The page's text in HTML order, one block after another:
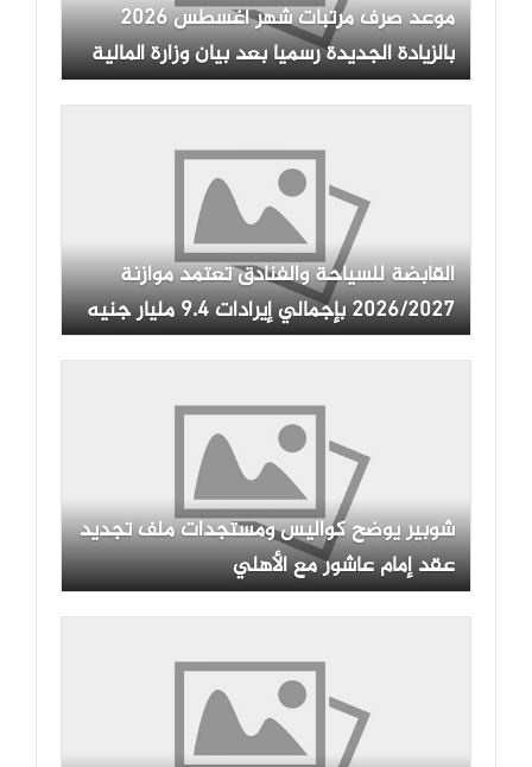
موعد صرف مرتبات شهر أغسطس 2026
بالزيادة الجديدة رسميا بعد بيان وزارة المالية
القابضة للسياحة والفنادق تعتمد موازنة
2026/2027 بإجمالي إيرادات 9.4 مليار جنيه
شوبير يوضح كواليس ومستجدات ملف تجديد
عقد إمام عاشور مع الأهلي